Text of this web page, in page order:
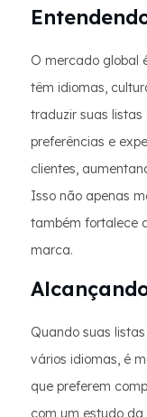
O mercado global
têm idiomas,
traduzir suas
preferências e
clientes,
Isso não apenas
também fortalece
marca.
Quando suas
vários idiomas, é
que preferem
com um estudo da